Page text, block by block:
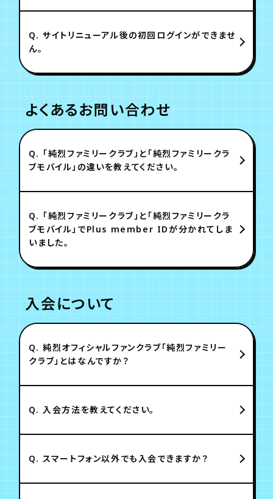
Q. サイトリニューアル後の初回ログインができませ
ん。
よくあるお問い合わせ
Q. 「純烈ファミリークラブ」と「純烈ファミリークラ
ブモバイル」の違いを教えてください。
Q. 「純烈ファミリークラブ」と「純烈ファミリークラ
ブモバイル」でPlus member IDが分かれてしま
いました。
入会について
Q. 純烈オフィシャルファンクラブ「純烈ファミリー
クラブ」とはなんですか？
Q. 入会方法を教えてください。
Q. スマートフォン以外でも入会できますか？